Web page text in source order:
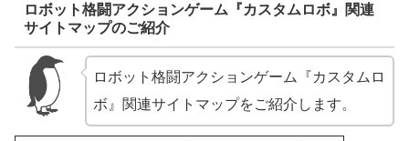
ロボット格闘アクションゲーム『カスタムロボ』関連
サイトマップのご紹介
ロボット格闘アクションゲーム『カスタムロ
ボ』関連サイトマップをご紹介します。